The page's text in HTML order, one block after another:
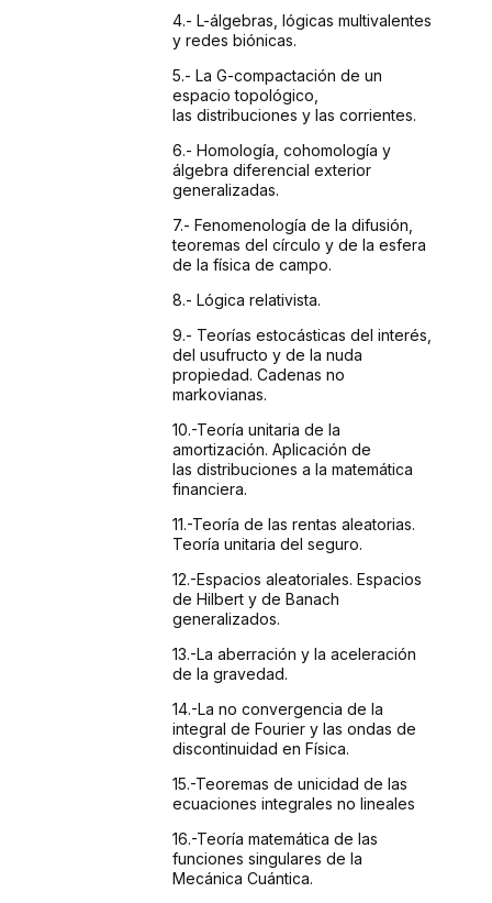
4.- L-álgebras, lógicas multivalentes
y redes biónicas.
5.- La G-compactación de un
espacio topológico,
las distribuciones y las corrientes.
6.- Homología, cohomología y
álgebra diferencial exterior
generalizadas.
7.- Fenomenología de la difusión,
teoremas del círculo y de la esfera
de la física de campo.
8.- Lógica relativista.
9.- Teorías estocásticas del interés,
del usufructo y de la nuda
propiedad. Cadenas no
markovianas.
10.-Teoría unitaria de la
amortización. Aplicación de
las distribuciones a la matemática
financiera.
11.-Teoría de las rentas aleatorias.
Teoría unitaria del seguro.
12.-Espacios aleatoriales. Espacios
de Hilbert y de Banach
generalizados.
13.-La aberración y la aceleración
de la gravedad.
14.-La no convergencia de la
integral de Fourier y las ondas de
discontinuidad en Física.
15.-Teoremas de unicidad de las
ecuaciones integrales no lineales
16.-Teoría matemática de las
funciones singulares de la
Mecánica Cuántica.